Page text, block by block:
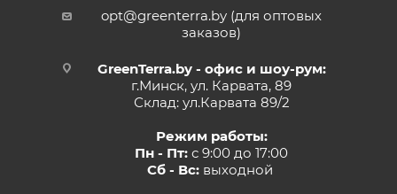
opt@greenterra.by (для оптовых
заказов)
GreenTerra.by - офис и шоу-рум:
г.Минск, ул. Карвата, 89
Склад: ул.Карвата 89/2
Режим работы:
Пн - Пт: с 9:00 до 17:00
Сб - Вс:выходной